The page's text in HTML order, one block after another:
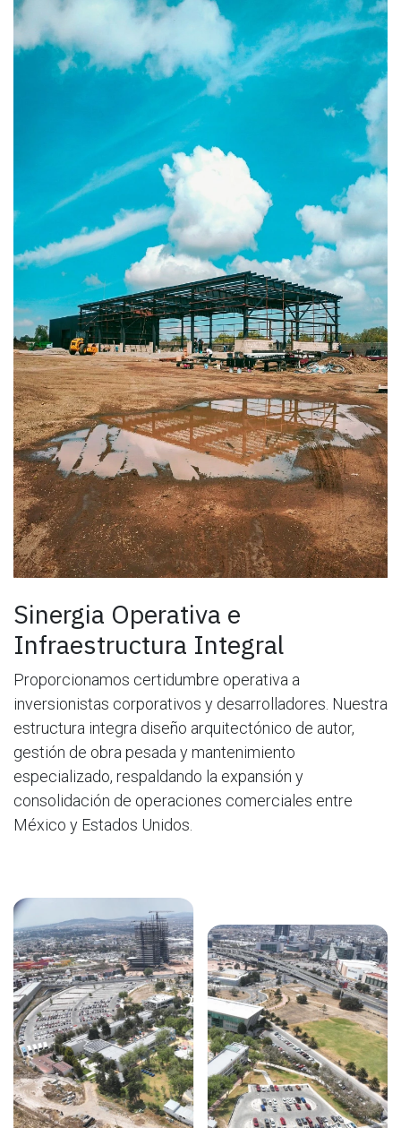
Sinergia Operativa e
Infraestructura Integral
Proporcionamos certidumbre operativa a
inversionistas corporativos y desarrolladores. Nuestra
estructura integra diseño arquitectónico de autor,
gestión de obra pesada y mantenimiento
especializado, respaldando la expansión y
consolidación de operaciones comerciales entre
México y Estados Unidos.